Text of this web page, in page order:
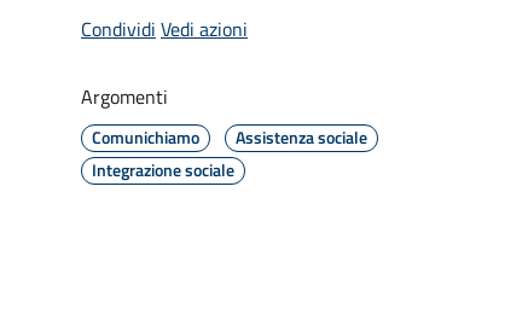
Condividi Vedi azioni
Argomenti
Comunichiamo
Assistenza sociale
Integrazione sociale